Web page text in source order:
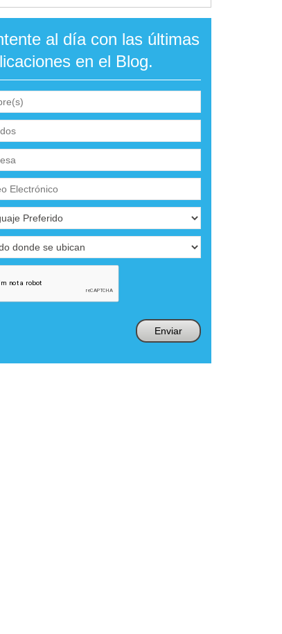
al día con las últimas
en el Blog.